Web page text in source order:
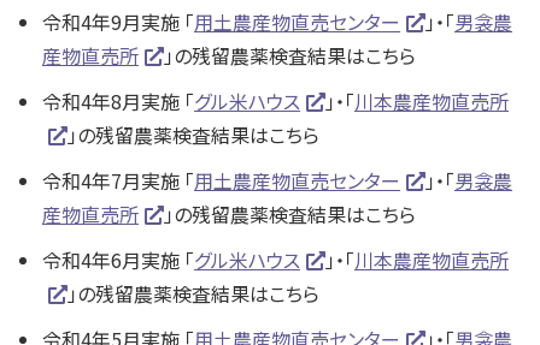
令和4年9月実施 「用土農産物直売センター 」・「男衾農
産物直売所
」の残留農薬検査結果はこちら
令和4年8月実施 「グル米ハウス 」・「川本農産物直売所
」の残留農薬検査結果はこちら
令和4年7月実施 「用土農産物直売センター 」・「男衾農
産物直売所
」の残留農薬検査結果はこちら
令和4年6月実施 「グル米ハウス 」・「川本農産物直売所
」の残留農薬検査結果はこちら
令和4年5月実施 「用土農産物直売センター 」・「男衾農